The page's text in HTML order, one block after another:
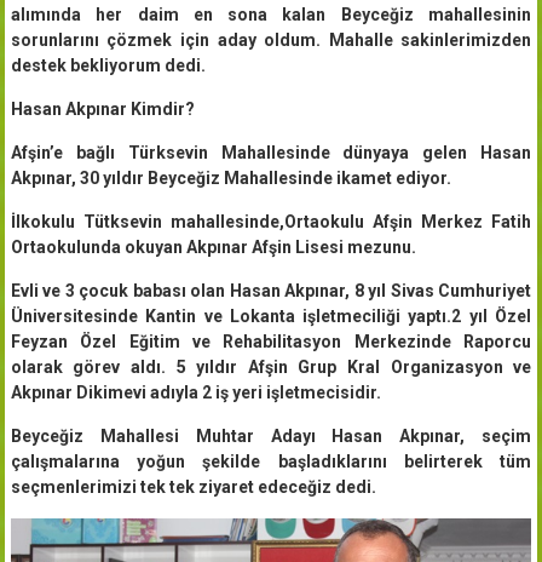
alımında her daim en sona kalan Beyceğiz mahallesinin
sorunlarını çözmek için aday oldum. Mahalle sakinlerimizden
destek bekliyorum dedi.
Hasan Akpınar Kimdir?
Afşin’e bağlı Türksevin Mahallesinde dünyaya gelen Hasan
Akpınar, 30 yıldır Beyceğiz Mahallesinde ikamet ediyor.
İlkokulu Tütksevin mahallesinde,Ortaokulu Afşin Merkez Fatih
Ortaokulunda okuyan Akpınar Afşin Lisesi mezunu.
Evli ve 3 çocuk babası olan Hasan Akpınar, 8 yıl Sivas Cumhuriyet
Üniversitesinde Kantin ve Lokanta işletmeciliği yaptı.2 yıl Özel
Feyzan Özel Eğitim ve Rehabilitasyon Merkezinde Raporcu
olarak görev aldı. 5 yıldır Afşin Grup Kral Organizasyon ve
Akpınar Dikimevi adıyla 2 iş yeri işletmecisidir.
Beyceğiz Mahallesi Muhtar Adayı Hasan Akpınar, seçim
çalışmalarına yoğun şekilde başladıklarını belirterek tüm
seçmenlerimizi tek tek ziyaret edeceğiz dedi.